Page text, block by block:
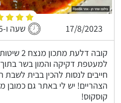
17/8/2023 שעה ו-45 דקות
קובה
למעטפת דקיקה והמון בשר
חייבים לנסות להכין בבית
הצהריים! יש לי באתר גם כמובן
קוסקוס!